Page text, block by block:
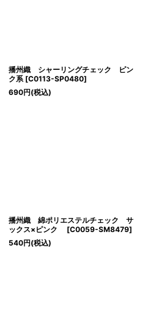
播州織 シャーリングチェック ピン
ク系 [C0113-SP0480]
690円(税込)
播州織 綿ポリエステルチェック サ
ックス×ピンク
[C0059-SM8479]
540円(税込)